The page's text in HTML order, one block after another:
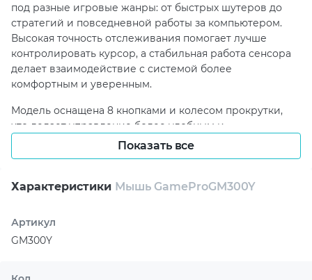
под разные игровые жанры: от быстрых шутеров до
стратегий и повседневной работы за компьютером.
Высокая точность отслеживания помогает лучше
контролировать курсор, а стабильная работа сенсора
делает взаимодействие с системой более
комфортным и уверенным.
Модель оснащена 8 кнопками и колесом прокрутки,
что делает управление более удобным и
функциональным. Такая конфигурация дает
возможность быстрее выполнять основные действия в
поддерживать высокий темп во время виртуальных
руку, что делает ее удобным решением для
интерфейсный разъем и не требует батареек или
Показать все
Характеристики Мышь GameProGM300Y
Артикул
GM300Y